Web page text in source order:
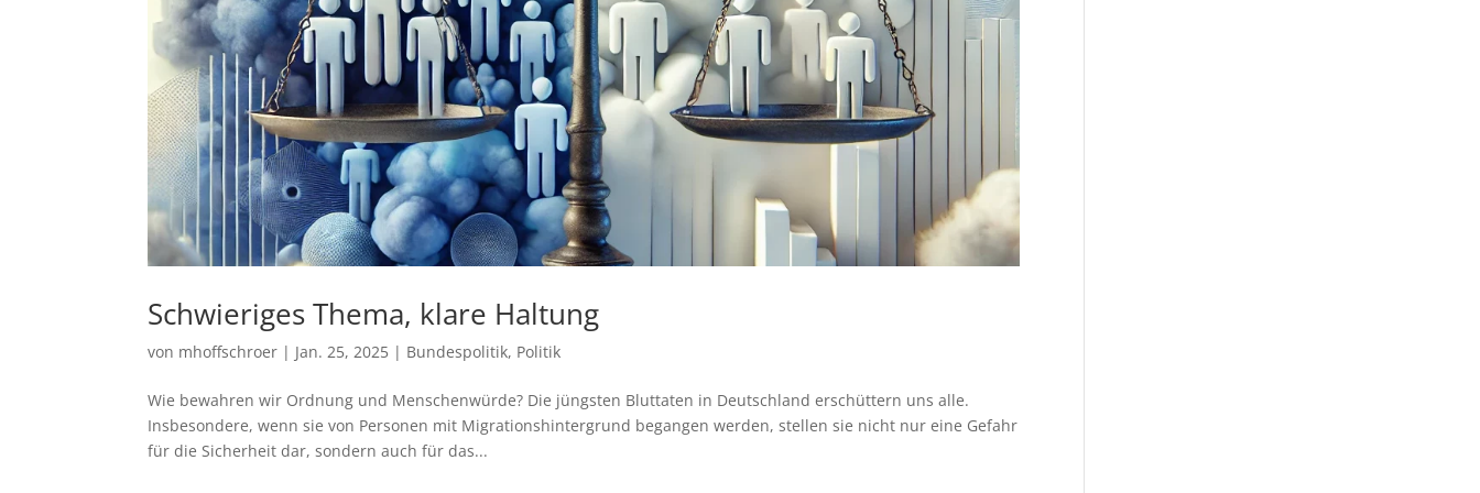
Schwieriges Thema, klare Haltung
von mhoffschroer | Jan. 25, 2025 | Bundespolitik, Politik
Wie bewahren wir Ordnung und Menschenwürde? Die jüngsten Bluttaten in Deutschland erschüttern uns alle.
Insbesondere, wenn sie von Personen mit Migrationshintergrund begangen werden, stellen sie nicht nur eine Gefahr
für die Sicherheit dar, sondern auch für das...